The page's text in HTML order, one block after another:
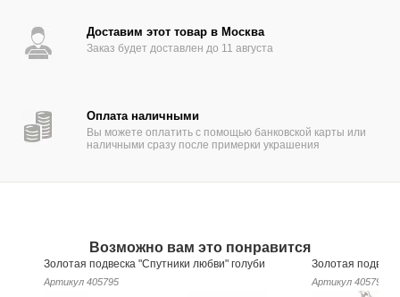
Доставим этот товар в Москва
Заказ будет доставлен до 11 августа
Оплата наличными
Вы можете оплатить с помощью банковской карты или
наличными сразу после примерки украшения
Возможно вам это понравится
Золотая подвеска "Спутники любви" голуби
Артикул 405795
Золотая
Артикул 405793